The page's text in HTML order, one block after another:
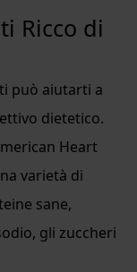
Ricco di
può aiutarti a
dietetico.
Heart
varietà di
sane,
gli zuccheri